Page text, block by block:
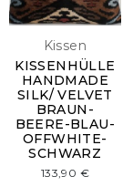
Kissen
KISSENHÜLLE
HANDMADE
SILK/ VELVET
BRAUN-
BEERE-BLAU-
OFFWHITE-
SCHWARZ
133,90 €